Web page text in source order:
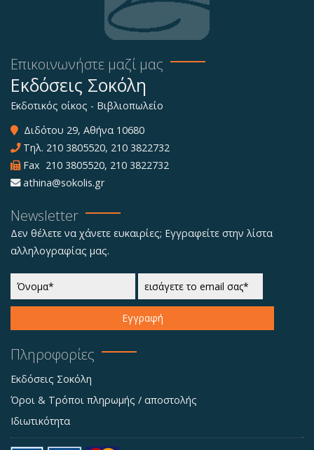
Επικοινωνήστε μαζί μας
Εκδόσεις Σοκόλη
Εκδοτικός οίκος - Βιβλιοπωλείο
Διδότου 29, Αθήνα 10680
Τηλ. 210 3805520, 210 3822732
Fax 210 3805520, 210 3822732
athina@sokolis.gr
Newsletter
Δεν θέλετε να χάνετε ευκαιρίες; Εγγραφείτε στην λίστα
αλληλογραφίας μας.
Εγγραφή
Πληροφορίες
Εκδόσεις Σοκόλη
Όροι & Τρόποι πληρωμής / αποστολής
Ιδιωτικότητα